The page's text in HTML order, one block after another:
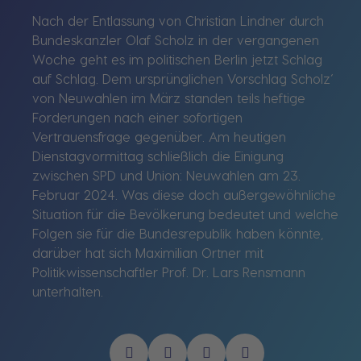
Nach der Entlassung von Christian Lindner durch
Bundeskanzler OIaf Scholz in der vergangenen
Woche geht es im politischen Berlin jetzt Schlag
auf Schlag. Dem ursprünglichen Vorschlag Scholz‘
von Neuwahlen im März standen teils heftige
Forderungen nach einer sofortigen
Vertrauensfrage gegenüber. Am heutigen
Dienstagvormittag schließlich die Einigung
zwischen SPD und Union: Neuwahlen am 23.
Februar 2024. Was diese doch außergewöhnliche
Situation für die Bevölkerung bedeutet und welche
Folgen sie für die Bundesrepublik haben könnte,
darüber hat sich Maximilian Ortner mit
Politikwissenschaftler Prof. Dr. Lars Rensmann
unterhalten.